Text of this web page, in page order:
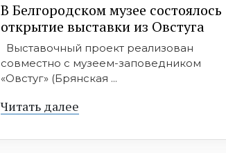
В Белгородском музее состоялось
открытие выставки из Овстуга
Выставочный проект реализован
совместно с музеем-заповедником
«Овстуг» (Брянская ...
Читать далее